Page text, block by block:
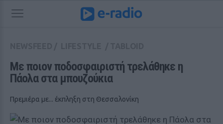
Με ποιον ποδοσφαιριστή τρελάθηκε η
Πάολα στα μπουζούκια
Πρεμιέρα με... έκπληξη στη Θεσσαλονίκη